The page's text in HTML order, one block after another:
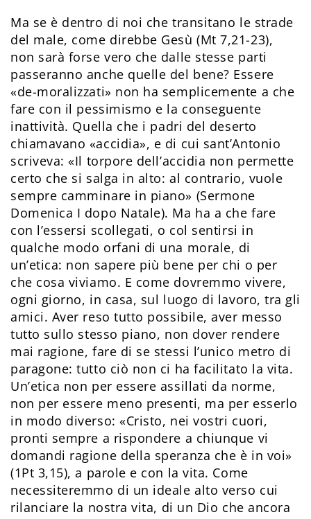
Ma se è dentro di noi che transitano le strade
del male, come direbbe Gesù (Mt 7,21-23),
non sarà forse vero che dalle stesse parti
passeranno anche quelle del bene? Essere
«de-moralizzati» non ha semplicemente a che
fare con il pessimismo e la conseguente
inattività. Quella che i padri del deserto
chiamavano «accidia», e di cui sant’Antonio
scriveva: «Il torpore dell’accidia non permette
certo che si salga in alto: al contrario, vuole
sempre camminare in piano» (Sermone
Domenica I dopo Natale). Ma ha a che fare
con l’essersi scollegati, o col sentirsi in
qualche modo orfani di una morale, di
un’etica: non sapere più bene per chi o per
che cosa viviamo. E come dovremmo vivere,
ogni giorno, in casa, sul luogo di lavoro, tra gli
amici. Aver reso tutto possibile, aver messo
tutto sullo stesso piano, non dover rendere
mai ragione, fare di se stessi l’unico metro di
paragone: tutto ciò non ci ha facilitato la vita.
Un’etica non per essere assillati da norme,
non per essere meno presenti, ma per esserlo
in modo diverso: «Cristo, nei vostri cuori,
pronti sempre a rispondere a chiunque vi
domandi ragione della speranza che è in voi»
(1Pt 3,15), a parole e con la vita. Come
necessiteremmo di un ideale alto verso cui
rilanciare la nostra vita, di un Dio che ancora